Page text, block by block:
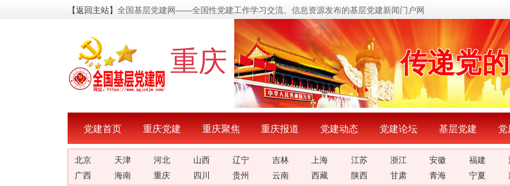
【返回主站】 全国基层党建网——全国性党建工作学习交流、信息资源发布的基层党建新闻门户网
重庆
传递党
关注党
展示党
宣传党
传播党
党建首页 重庆党建 重庆聚焦 重庆报道 党建动态 党建论坛 基层党建
北京 天津 河北 山西 辽宁 吉林 上海 江苏 浙江 安徽 福建
广西
海南 重庆 四川 贵州 云南 西藏 陕西 甘肃 青海 宁夏